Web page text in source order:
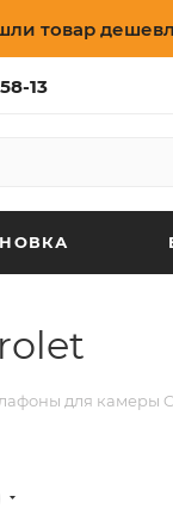
товар
13
для камеры